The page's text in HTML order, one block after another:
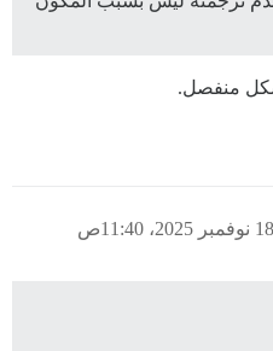
منفصل.
18 نوفمبر 2025، 11:40ص